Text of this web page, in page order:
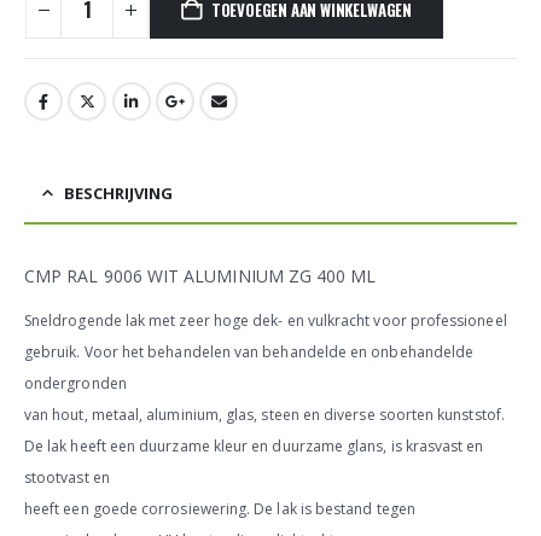
TOEVOEGEN AAN WINKELWAGEN
BESCHRIJVING
CMP RAL 9006 WIT ALUMINIUM ZG 400 ML
Sneldrogende lak met zeer hoge dek- en vulkracht voor professioneel
gebruik. Voor het behandelen van behandelde en onbehandelde
ondergronden
van hout, metaal, aluminium, glas, steen en diverse soorten kunststof.
De lak heeft een duurzame kleur en duurzame glans, is krasvast en
stootvast en
heeft een goede corrosiewering. De lak is bestand tegen